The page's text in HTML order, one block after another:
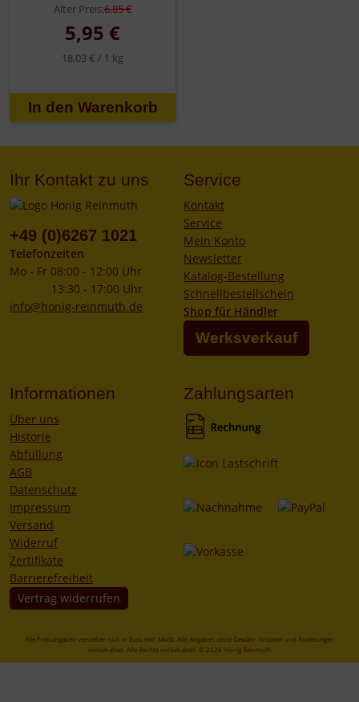
Alter Preis:6,85 €
5,95 €
18,03 € / 1 kg
Ihr Kontakt zu uns
+49 (0)6267 1021
Telefonzeiten
Mo - Fr 08:00 - 12:00 Uhr
13:30 - 17:00 Uhr
info@honig-reinmuth.de
Service
Kontakt
Service
Mein Konto
Newsletter
Katalog-Bestellung
Schnellbestellschein
Shop für Händler
Werksverkauf
Informationen
Über uns
Historie
Abfüllung
AGB
Datenschutz
Impressum
Versand
Widerruf
Zertifikate
Barrierefreiheit
Vertrag widerrufen
Zahlungsarten
Alle Preisangaben verstehen sich in Euro inkl. MwSt. Alle Angaben ohne Gewähr. Irrtümer und Änderungen
vorbehalten. Alle Rechte vorbehalten. © 2026 Honig Reinmuth